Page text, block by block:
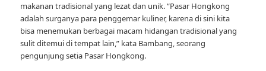
makanan tradisional yang lezat dan unik. “Pasar Hongkong
adalah surganya para penggemar kuliner, karena di sini kita
bisa menemukan berbagai macam hidangan tradisional yang
sulit ditemui di tempat lain,” kata Bambang, seorang
pengunjung setia Pasar Hongkong.